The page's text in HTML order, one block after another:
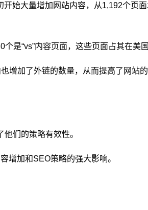
开始大量增加网站内容，从1,192个页
是“vs”内容页面，这些页面占其在美
增加了外链的数量，从而提高了网站的
们的策略有效性。
增加和SEO策略的强大影响。